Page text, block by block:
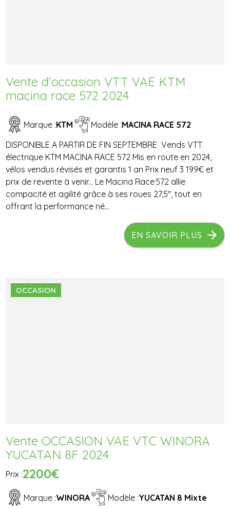
Vente d'occasion VTT VAE KTM
macina race 572 2024
Marque :KTM Modèle :MACINA RACE 572
DISPONIBLE A PARTIR DE FIN SEPTEMBRE Vends VTT
électrique KTM MACINA RACE 572 Mis en route en 2024,
vélos vendus révisés et garantis 1 an Prix neuf 3 199€ et
prix de revente à venir... Le Macina Race 572 allie
compacité et agilité grâce à ses roues 27,5″, tout en
offrant la performance né...
EN SAVOIR PLUS
OCCASION
Vente OCCASION VAE VTC WINORA
YUCATAN 8F 2024
Prix :2200€
Marque :WINORA Modèle :YUCATAN 8 Mixte